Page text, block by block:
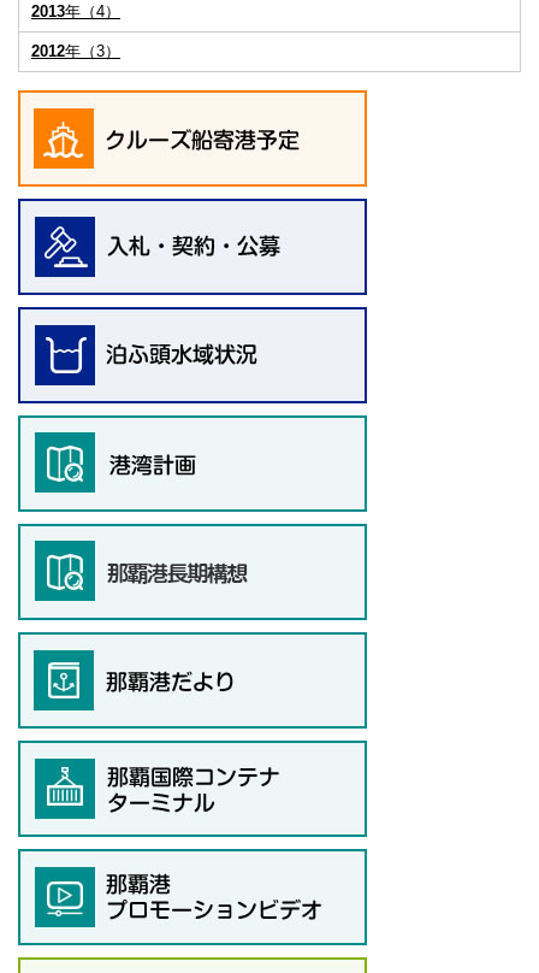
2013年（4）
2012年（3）